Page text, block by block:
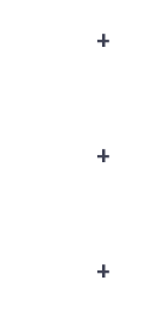
+
+
+